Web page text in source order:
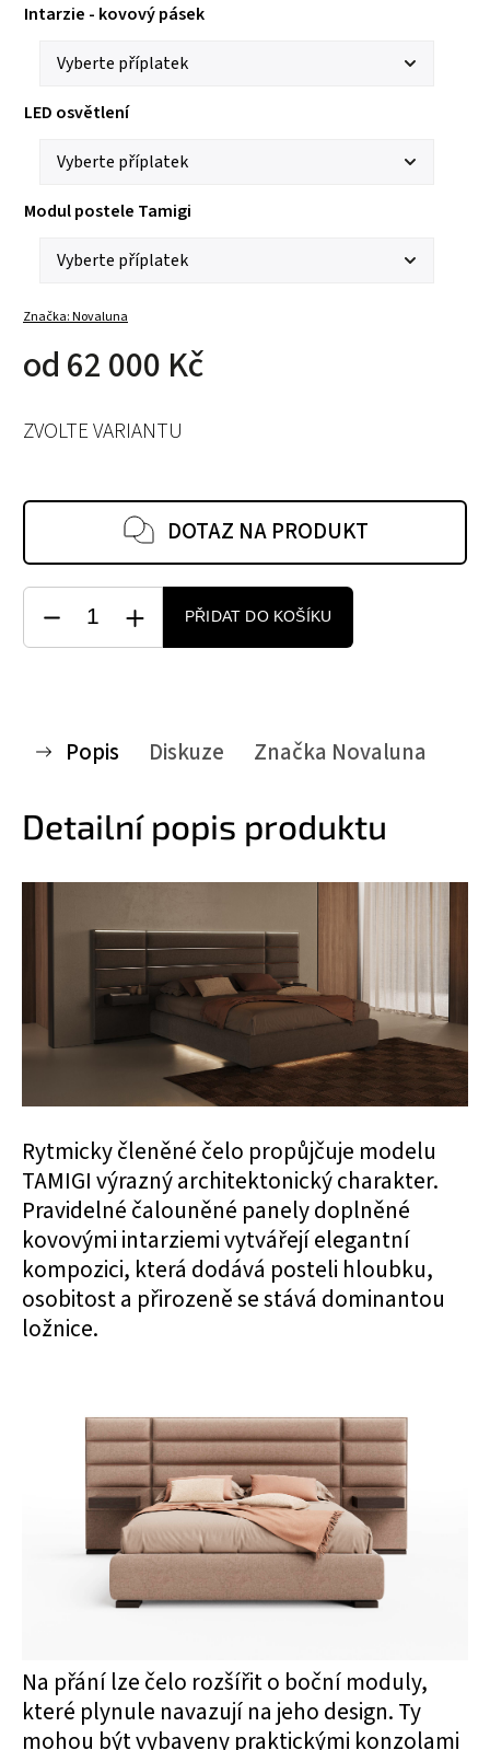
Intarzie - kovový pásek
LED osvětlení
Modul postele Tamigi
Značka:Novaluna
od62 000 Kč
ZVOLTE VARIANTU
DOTAZ NA PRODUKT
PŘIDAT DO KOŠÍKU
Popis Diskuze Značka Novaluna
Detailní popis produktu
Rytmicky členěné čelo propůjčuje modelu
TAMIGI výrazný architektonický charakter.
Pravidelné čalouněné panely doplněné
kovovými intarziemi vytvářejí elegantní
kompozici, která dodává posteli hloubku,
osobitost a přirozeně se stává dominantou
ložnice.
Na přání lze čelo rozšířit o boční moduly,
které plynule navazují na jeho design. Ty
mohou být vybaveny praktickými konzolami